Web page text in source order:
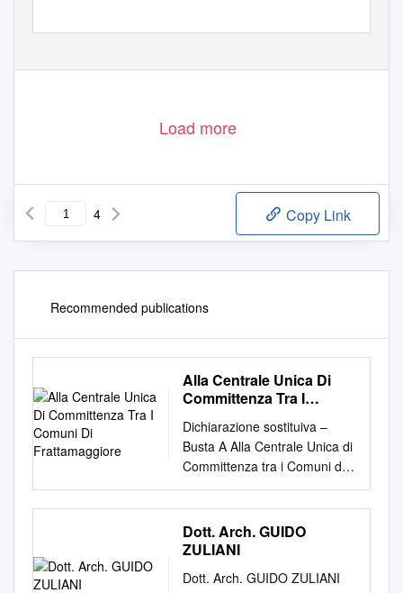
Load more
4 Copy Link
Recommended publications
Alla Centrale Unica Di
Committenza Tra I
Frattamaggiore
Dichiarazione sostituiva –
Busta A Alla Centrale Unica di
Committenza tra i Comuni di
Frattamaggiore, Grumo
Nevano, Crispano,
Frattaminore e Cardito
comune capofila
Municipio Frattamaggiore
Dott. Arch. GUIDO
ZULIANI
Dott. Arch. GUIDO ZULIANI